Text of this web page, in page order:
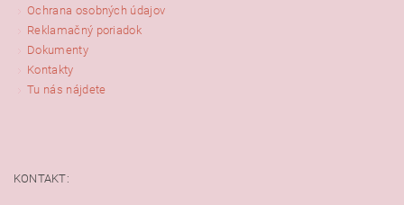
Ochrana osobných údajov
Reklamačný poriadok
Dokumenty
Kontakty
Tu nás nájdete
KONTAKT: